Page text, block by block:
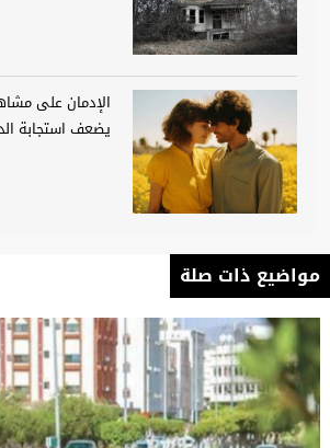
الإدمان على
يضعف استجابة
مواضيع ذات صلة